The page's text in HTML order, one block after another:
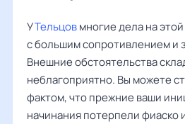
УТельцовмногие дела на
с большим сопротивлением и
Внешние обстоятельства
неблагоприятно. Вы можете
фактом, что прежние ваши
начинания потерпели фиаско